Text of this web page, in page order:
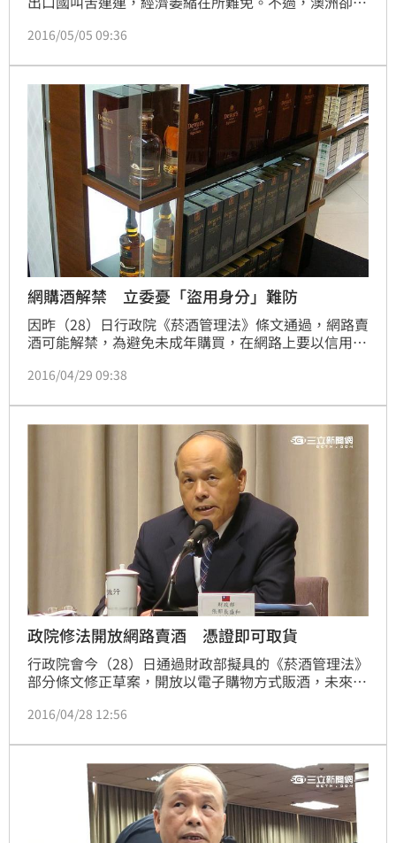
場，同時更積極與其他經濟體合作。光是最近兩年內，
之一，試圖用自貿紅利把高品質農產推上國際舞台，要
從原物料出口轉型消費經濟。
2016/05/05 09:36
網購酒解禁 立委憂「盜用身分」難防
因昨（28）日行政院《菸酒管理法》條文通過，網路賣
酒可能解禁，為避免未成年購買，在網路上要以信用卡
相關規定的話，最高可罰25萬元。行政院長張善政則表
配套措施。只是立委擔心會有人盜用身分，最好還是好
好討論再做決定。
2016/04/29 09:38
政院修法開放網路賣酒 憑證即可取貨
行政院會今（28）日通過財政部擬具的《菸酒管理法》
部分條文修正草案，開放以電子購物方式販酒，未來將
者要上網以信用卡刷卡、並且到連鎖便利商店取貨，而
店也要辨識購買者的身分證。另修法也加重罰則，對於
違反相關規定者罰款由5萬提高到25萬。
2016/04/28 12:56